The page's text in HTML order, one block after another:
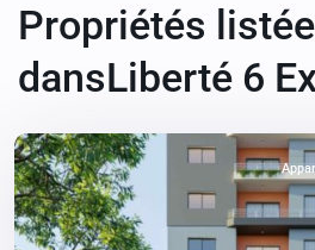
Propriétés
dansLiberté 6